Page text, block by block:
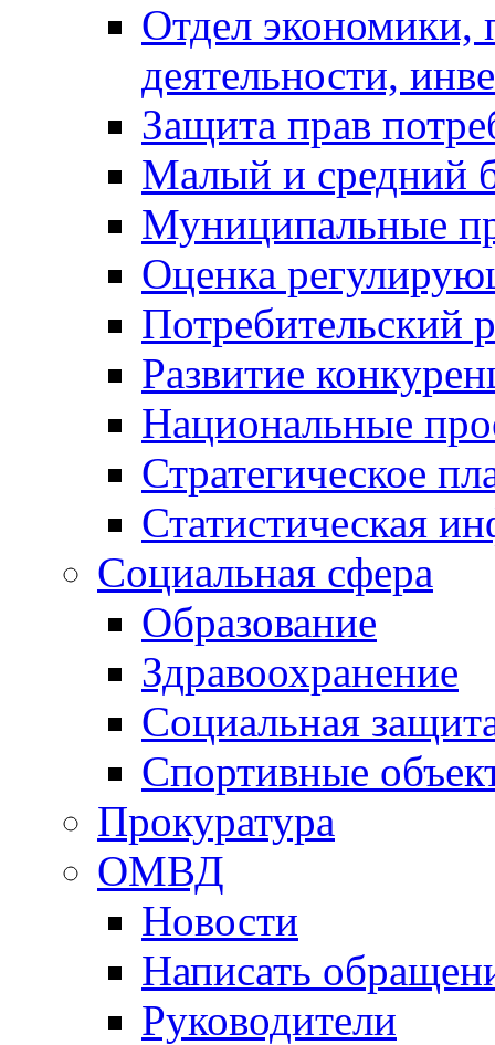
Отдел экономики,
деятельности,
Защита прав
Малый и средний
Муниципальные
Оценка
Потребительский
Развитие
Национальные
Стратегическое
Статистическая
Социальная сфера
Образование
Здравоохранение
Социальная
Спортивные
Прокуратура
ОМВД
Новости
Написать
Руководители